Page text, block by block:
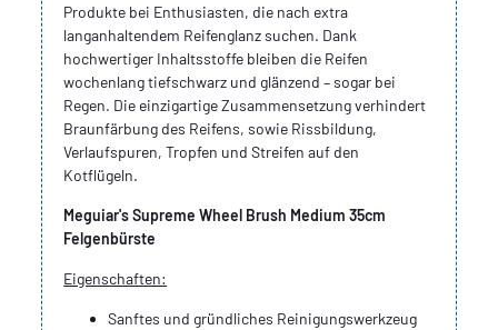
Produkte bei Enthusiasten, die nach extra
langanhaltendem Reifenglanz suchen. Dank
hochwertiger Inhaltsstoffe bleiben die Reifen
wochenlang tiefschwarz und glänzend – sogar bei
Regen. Die einzigartige Zusammensetzung verhindert
Braunfärbung des Reifens, sowie Rissbildung,
Verlaufspuren, Tropfen und Streifen auf den
Kotflügeln.
Meguiar's Supreme Wheel Brush Medium 35cm
Felgenbürste
Eigenschaften:
Sanftes und gründliches Reinigungswerkzeug